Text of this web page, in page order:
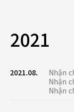
2021
2021.08.
Nhận
Nhận
Nhận